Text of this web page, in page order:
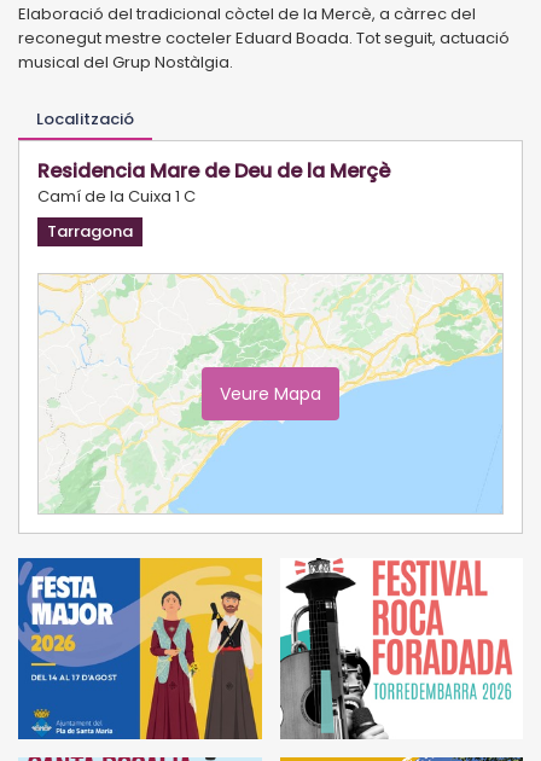
Elaboració del tradicional còctel de la Mercè, a càrrec del
reconegut mestre cocteler Eduard Boada. Tot seguit, actuació
musical del Grup Nostàlgia.
Localització
Residencia Mare de Deu de la Merçè
Camí de la Cuixa 1 C
Tarragona
Veure Mapa